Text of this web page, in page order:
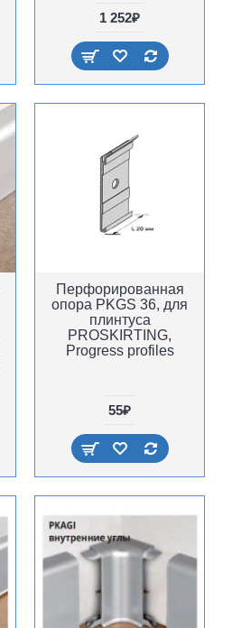
1 252₽
Перфорированная
опора PKGS 36, для
плинтуса
PROSKIRTING,
Progress profiles
55₽